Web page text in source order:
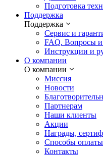
Подготовка
Поддержка
Поддержка
Сервис и
FAQ. Вопросы и
Инструкции и
О компании
О компании
Миссия
Новости
Партнерам
Наши клиенты
Акции
Награды,
Способы оплаты
Контакты